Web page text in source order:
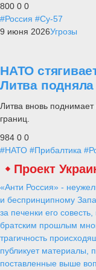
800 0 0
#Россия #Су-57
9 июня 2026Угрозы
НАТО
Литва
Литва вновь поднимает
границ.
984 0 0
#НАТО #Прибалтика
Проект
«Анти Россия» -
и беспринципному
за печенки его
братским прошлым
трагичность
публикует материалы,
поставленные выше